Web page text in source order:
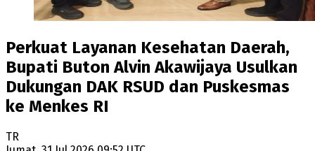
Perkuat Layanan Kesehatan Daerah,
Bupati Buton Alvin Akawijaya Usulkan
Dukungan DAK RSUD dan Puskesmas
ke Menkes RI
TR